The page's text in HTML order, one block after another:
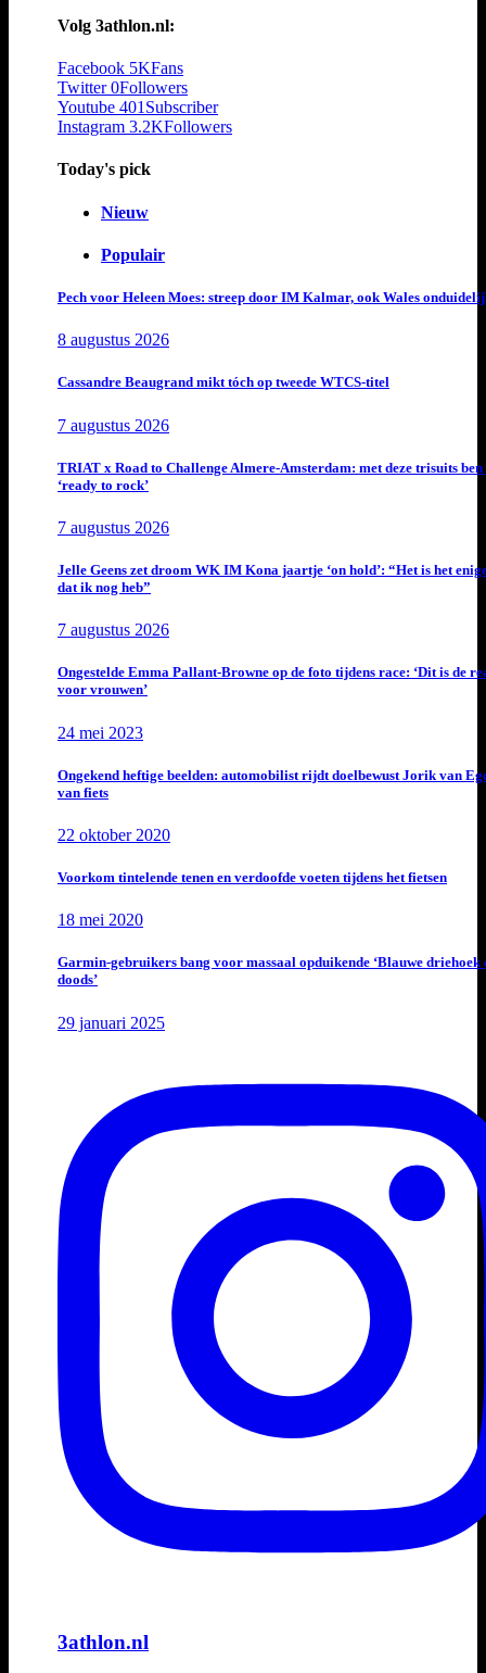
Volg 3athlon.nl:
Facebook 5KFans
Twitter 0Followers
Youtube 401 Subscriber
Instagram 3.2KFollowers
Today's pick
Nieuw
Populair
Pech voor Heleen Moes: streep door IM Kalmar, ook Wales
8 augustus 2026
Cassandre Beaugrand mikt tóch op tweede WTCS-titel
7 augustus 2026
TRIAT x Road to Challenge Almere-Amsterdam: met deze trisuits ben
‘ready to rock’
7 augustus 2026
Jelle Geens zet droom WK IM Kona jaartje ‘on hold’: “Het is het
dat ik nog heb”
7 augustus 2026
Ongestelde Emma Pallant-Browne op de foto tijdens race: ‘Dit is de
voor vrouwen’
24 mei 2023
Ongekend heftige beelden: automobilist rijdt doelbewust Jorik van
van fiets
22 oktober 2020
Voorkom tintelende tenen en verdoofde voeten tijdens het fietsen
18 mei 2020
Garmin-gebruikers bang voor massaal opduikende ‘Blauwe driehoek
doods’
29 januari 2025
3athlon.nl